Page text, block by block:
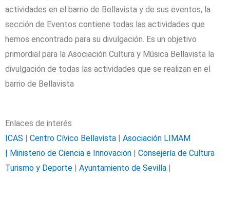
actividades en el barrio de Bellavista y de sus eventos, la
sección de Eventos contiene todas las actividades que
hemos encontrado para su divulgación. Es un objetivo
primordial para la Asociación Cultura y Música Bellavista la
divulgación de todas las actividades que se realizan en el
barrio de Bellavista
Enlaces de interés
ICAS | Centro Cívico Bellavista | Asociación LIMAM
| Ministerio de Ciencia e Innovación | Consejería de Cultura
Turismo y Deporte | Ayuntamiento de Sevilla |